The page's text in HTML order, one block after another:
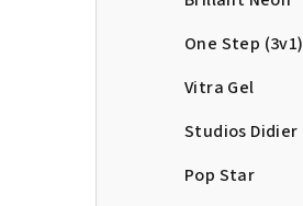
One Step (3v1)
Vitra Gel
Studios Didier
Pop Star